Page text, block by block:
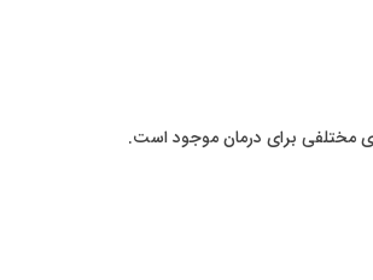
مختلفی برای درمان موجود است.